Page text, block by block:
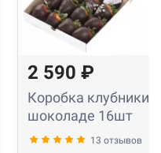
2 590 ₽
Коробка клубники в
шоколаде 16шт
13 отзывов